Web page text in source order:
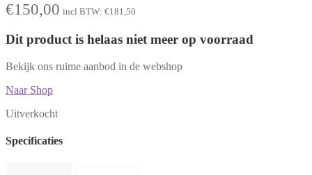
€150,00 incl BTW: €181,50
Dit product is helaas niet meer op voorraad
Bekijk ons ruime aanbod in de webshop
Naar Shop
Uitverkocht
Specificaties